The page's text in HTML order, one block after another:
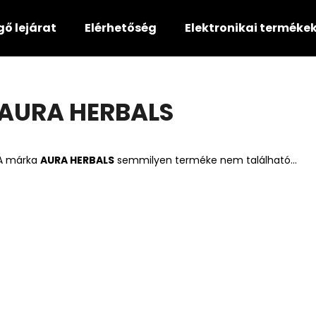
lejárat Elérhetőség Elektronikai
HERBALS
márka AURA HERBALS semmilyen terméke nem található...